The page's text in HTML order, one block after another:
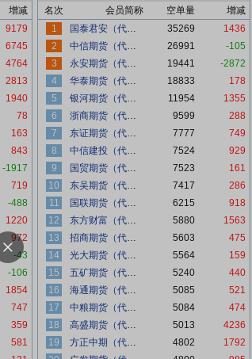
增减
9179
6745
4764
2813
1940
78
163
843
-1917
719
-488
1220
972
-43
-106
1854
747
359
581
名次 会员简称 空单量
增减
1
国泰君安（代客） 35269
1436
2
中信期货（代客） 26991
-105
3
永安期货（代客） 19441
-2872
4
华泰期货（代客） 18833
178
5
银河期货（代客） 11954
1355
6
浙商期货（代客） 9599
288
7
东证期货（代客） 7777
749
8
中信建投（代客） 7524
929
9
国贸期货（代客） 7523
161
10
东吴期货（代客） 7417
286
11
国联期货（代客） 6215
918
12
东方财富（代客） 5880
1563
13
招商期货（代客） 5603
475
14
光大期货（代客） 5564
159
15
五矿期货（代客） 5240
440
16
海通期货（代客） 5085
521
17
中粮期货（代客） 5084
474
18
高盛期货（代客） 5013
4236
19
方正中期（代客） 4802
1792